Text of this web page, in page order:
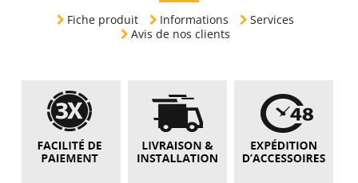
Fiche produit Informations
Services
Avis de nos clients